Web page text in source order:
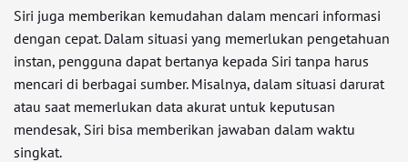
Siri juga memberikan kemudahan dalam mencari informasi
dengan cepat. Dalam situasi yang memerlukan pengetahuan
instan, pengguna dapat bertanya kepada Siri tanpa harus
mencari di berbagai sumber. Misalnya, dalam situasi darurat
atau saat memerlukan data akurat untuk keputusan
mendesak, Siri bisa memberikan jawaban dalam waktu
singkat.